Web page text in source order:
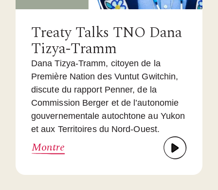
Treaty Talks TNO Dana
Tizya-Tramm
Dana Tizya-Tramm, citoyen de la
Première Nation des Vuntut Gwitchin,
discute du rapport Penner, de la
Commission Berger et de l’autonomie
gouvernementale autochtone au Yukon
et aux Territoires du Nord-Ouest.
Montre